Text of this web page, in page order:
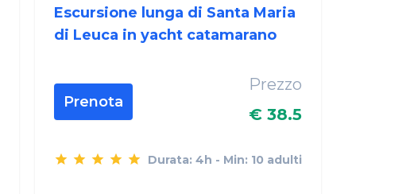
Escursione lunga di Santa Maria
di Leuca in yacht catamarano
Prenota
Prezzo
€ 38.5
Durata: 4h - Min: 10 adulti